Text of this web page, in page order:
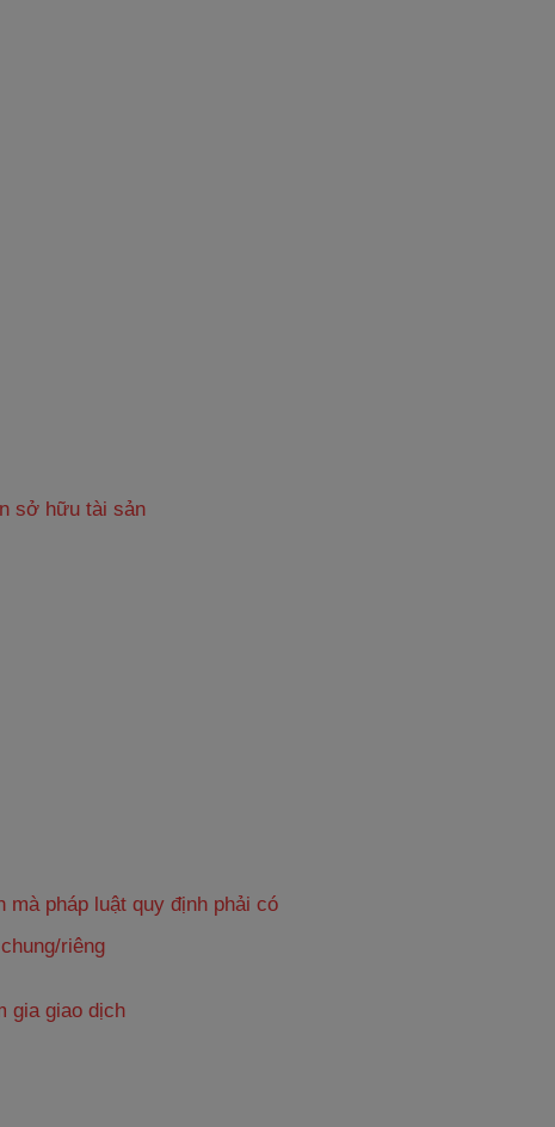
sở hữu tài sản
mà pháp luật quy định phải có
riêng
gia giao dịch